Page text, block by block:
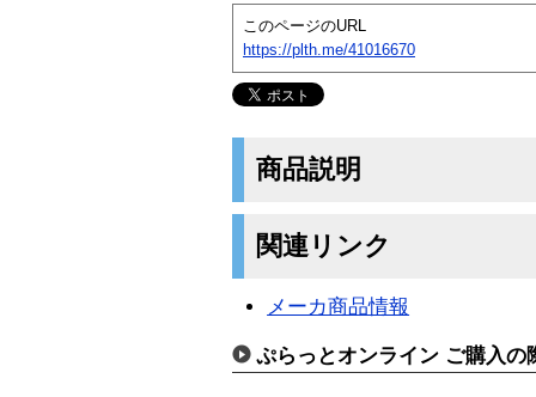
このページのURL
https://plth.me/41016670
商品説明
関連リンク
メーカ商品情報
ぷらっとオンライン ご購入の